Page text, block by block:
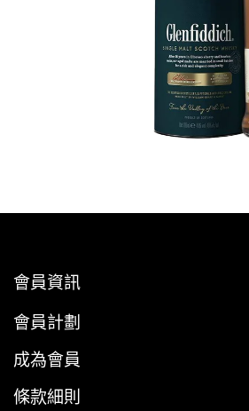
會員資訊
會員計劃
成為會員
條款細則